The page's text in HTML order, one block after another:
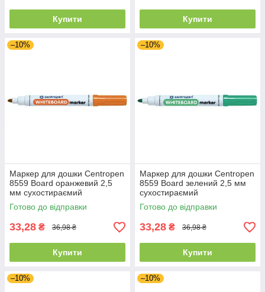
Купити Купити
–10%
Маркер для дошки Centropen
8559 Board оранжевий 2,5
мм сухостираємий
Готово до відправки
33,28 ₴ 36,98 ₴
Купити
–10%
Маркер для дошки Centropen
8559 Board зелений 2,5 мм
сухостираємий
Готово до відправки
33,28 ₴ 36,98 ₴
Купити
–10% –10%